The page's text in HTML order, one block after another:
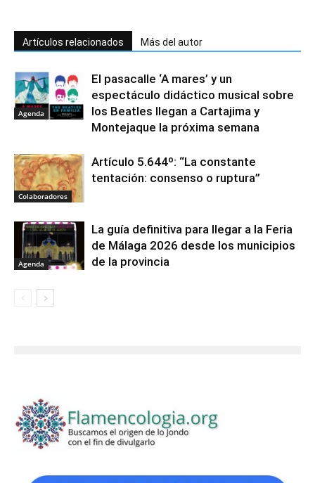
Artículos relacionados Más del autor
Agenda
El pasacalle ‘A mares’ y un
espectáculo didáctico musical sobre
los Beatles llegan a Cartajima y
Montejaque la próxima semana
Colaboradores
Artículo 5.644º: “La constante
tentación: consenso o ruptura”
Agenda
La guía definitiva para llegar a la Feria
de Málaga 2026 desde los municipios
de la provincia